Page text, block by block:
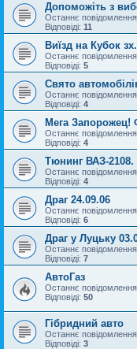
Допоможіть з
Останнє повідомлення
Відповіді: 11
Виїзд на Кубок
Останнє повідомлення
Відповіді: 5
Свято
Останнє повідомлення
Відповіді: 4
Мега
Останнє повідомлення
Відповіді: 4
Тюнинг ВАЗ-
Останнє повідомлення
Відповіді: 4
Драг 24.09.06
Останнє повідомлення
Відповіді: 6
Драг у Луцьку
Останнє повідомлення
Відповіді: 7
АвтоГаз
Останнє повідомлення
Відповіді: 50
Гібридний авто
Останнє повідомлення
Відповіді: 3